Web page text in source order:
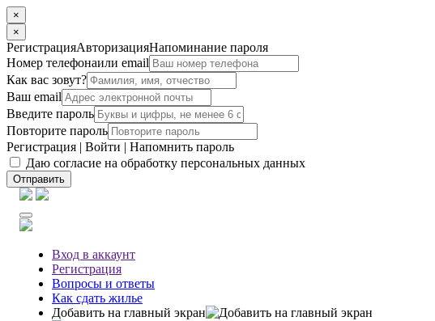
×
×
РегистрацияАвторизацияНапоминание пароля
Номер телефонаили email
Как вас зовут?
Ваш email
Введите пароль
Повторите пароль
Регистрация | Войти | Напомнить пароль
Даю согласие на обработку персональных данных
Отправить
Вход в аккаунт
Регистрация
Вопросы и ответы
Как сдать жилье
Добавить на главный экран